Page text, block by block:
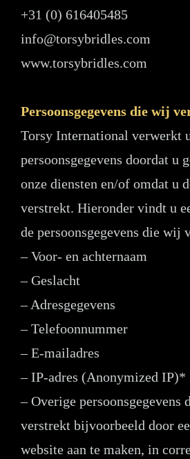
+31 (0) 616405485
info@torsybridles.com
www.torsybridles.com
Persoonsgegevens die wij
Torsy International verwerkt
persoonsgegevens doordat u
onze diensten en/of omdat u
verstrekt. Hieronder vindt u
de persoonsgegevens die wij
– Voor- en achternaam
– Geslacht
– Adresgegevens
– Telefoonnummer
– E-mailadres
– IP-adres (Anonymized IP)*
– Overige persoonsgegevens
verstrekt bijvoorbeeld door
website aan te maken, in